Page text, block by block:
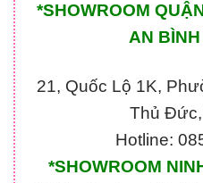
*SHOWROOM
AN
21, Quốc Lộ 1K,
Thủ Đức,
Hotline:
*SHOWROOM